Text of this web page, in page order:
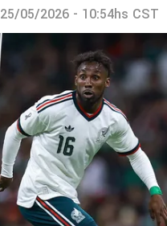
25/05/2026 - 10:54hs CST